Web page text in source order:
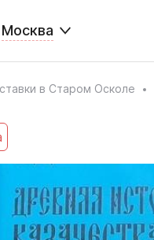
Москва
в Старом Осколе